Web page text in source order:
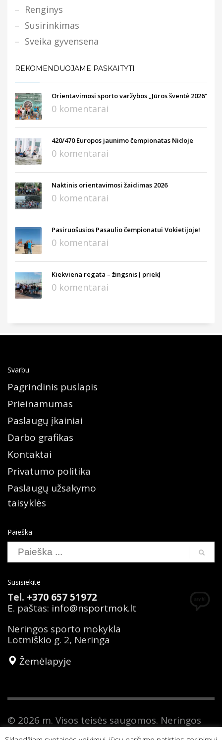
Renginys
Susirinkimas
Sveika gyvensena
REKOMENDUOJAME PASKAITYTI
Orientavimosi sporto varžybos „Jūros šventė 2026“
0 komentarai
420/470 Europos jaunimo čempionatas Nidoje
0 komentarai
Naktinis orientavimosi žaidimas 2026
0 komentarai
Pasiruošusios Pasaulio čempionatui Vokietijoje!
0 komentarai
Kiekviena regata – žingsnis į priekį
0 komentarai
Svarbu
Pagrindinis puslapis
Prieinamumas
Paslaugų įkainiai
Darbo grafikas
Kontaktai
Privatumo politika
Paslaugų užsakymo
taisyklės
Paieška
Susisiekite
Tel. +370 657 51972
E. paštas: info@nsportmok.lt
Neringos sporto mokykla
Lotmiškio g. 2, Neringa
Žemėlapyje
© 2026 m. Visos teisės saugomos. Neringos
sporto mokykla yra savivaldybės biudžetinė